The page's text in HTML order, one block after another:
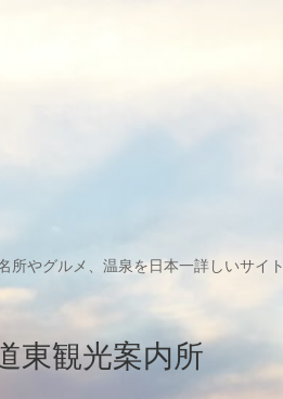
やグルメ、温泉を日本一詳しいサイ
東観光案内所